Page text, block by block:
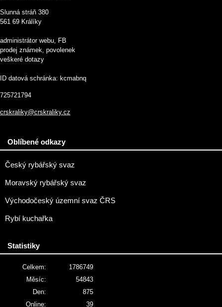
Slunná stráň 380
561 69 Králíky
administrátor webu, FB
prodej známek, povolenek
veškeré dotazy
ID datová schránka: kcmabnq
725721794
crskraliky@crskraliky.cz
Oblíbené odkazy
Český rybářský svaz
Moravský rybářský svaz
Východočeský územní svaz ČRS
Rybí kuchařka
Statistiky
Online: 39
Celkem:
1786749
Měsíc:
54843
Den:
875